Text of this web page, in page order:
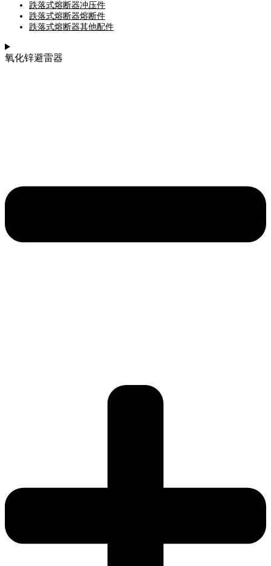
跌落式熔断器冲压件
跌落式熔断器熔断件
跌落式熔断器其他配件
氧化锌避雷器